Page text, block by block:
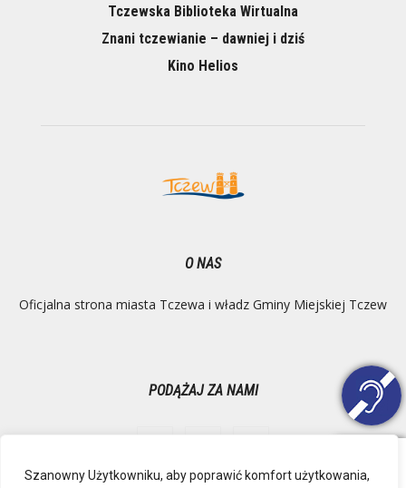
Szanowny Użytkowniku, aby poprawić komfort użytkowania,
Tczewska Biblioteka Wirtualna
Znani tczewianie – dawniej i dziś
Kino Helios
O NAS
Oficjalna strona miasta Tczewa i władz Gminy Miejskiej Tczew
PODĄŻAJ ZA NAMI